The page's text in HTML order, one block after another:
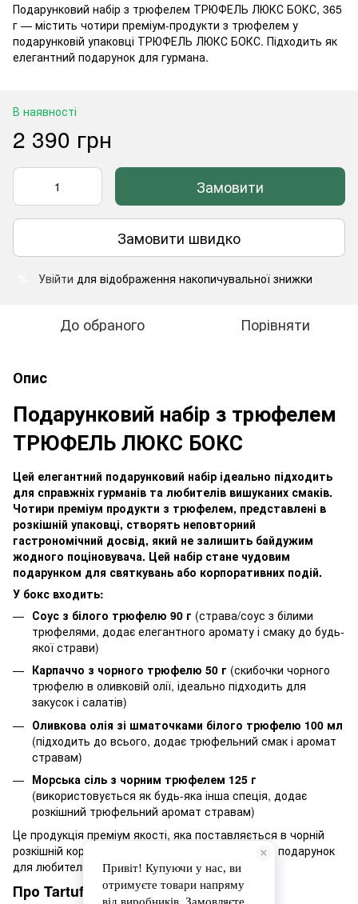
Подарунковий набір з трюфелем ТРЮФЕЛЬ ЛЮКС БОКС, 365
г — містить чотири преміум-продукти з трюфелем у
подарунковій упаковці ТРЮФЕЛЬ ЛЮКС БОКС. Підходить як
елегантний подарунок для гурмана.
В наявності
2 390 грн
Замовити
Замовити швидко
Увійти для відображення накопичувальної знижки
До обраного Порівняти
Опис
Подарунковий набір з трюфелем
ТРЮФЕЛЬ ЛЮКС БОКС
Цей елегантний подарунковий набір ідеально підходить
для справжніх гурманів та любителів вишуканих смаків.
Чотири преміум продукти з трюфелем, представлені в
розкішній упаковці, створять неповторний
гастрономічний досвід, який не залишить байдужим
жодного поціновувача. Цей набір стане чудовим
подарунком для святкувань або корпоративних подій.
У бокс входить:
Соус з білого трюфелю 90 г (страва/соус з білими
трюфелями, додає елегантного аромату і смаку до будь-
якої страви)
Карпаччо з чорного трюфелю 50 г (скибочки чорного
трюфелю в оливковій олії, ідеально підходить для
закусок і салатів)
Оливкова олія зі шматочками білого трюфелю 100 мл
(підходить до всього, додає трюфельний смак і аромат
стравам)
Морська сіль з чорним трюфелем 125 г
(використовується як будь-яка інша спеція, додає
розкішний трюфельний аромат стравам)
Це продукція преміум якості, яка поставляється в чорній
розкішній коробці з золотим принтом. Ідеальний подарунок
для любителів трюфелів та гурманів.
Про Tartufi